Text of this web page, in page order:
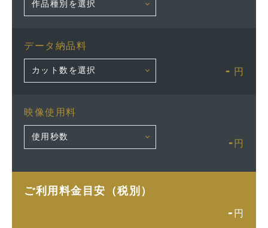
データ納品料
- 円
映像使用料
- 円
ご利用料金目安（税別）
- 円